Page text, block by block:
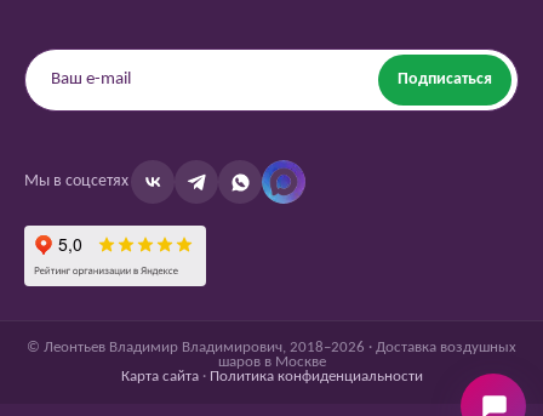
Подписаться
Мы в соцсетях
© Леонтьев Владимир Владимирович, 2018–2026 · Доставка воздушных
шаров в Москве
Карта сайта· Политика конфиденциальности